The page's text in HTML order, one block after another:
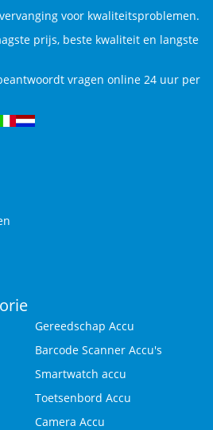
voor kwaliteitsproblemen.
prijs, beste kwaliteit en langste
vragen online 24 uur per
Gereedschap Accu
Barcode Scanner Accu's
Smartwatch accu
Toetsenbord Accu
Camera Accu